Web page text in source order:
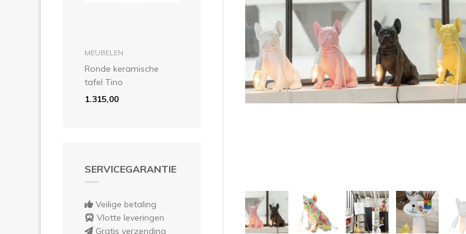
in winkelmandje
MEUBELEN
Ronde keramische
tafel Tino
1.315,00
SERVICEGARANTIE
Veilige betaling
Vlotte leveringen
Gratis verzending
Vorige